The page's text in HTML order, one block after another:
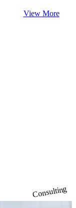
View More
Consulting